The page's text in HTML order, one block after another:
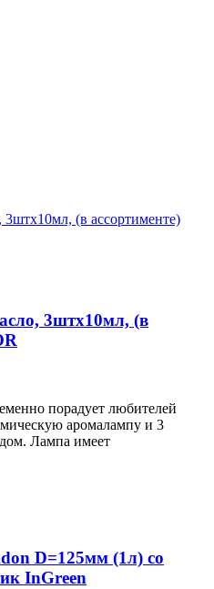
3штx10мл, (в
порадует любителей
аромалампу и 3
Лампа имеет
D=125мм (1л) со
InGreen